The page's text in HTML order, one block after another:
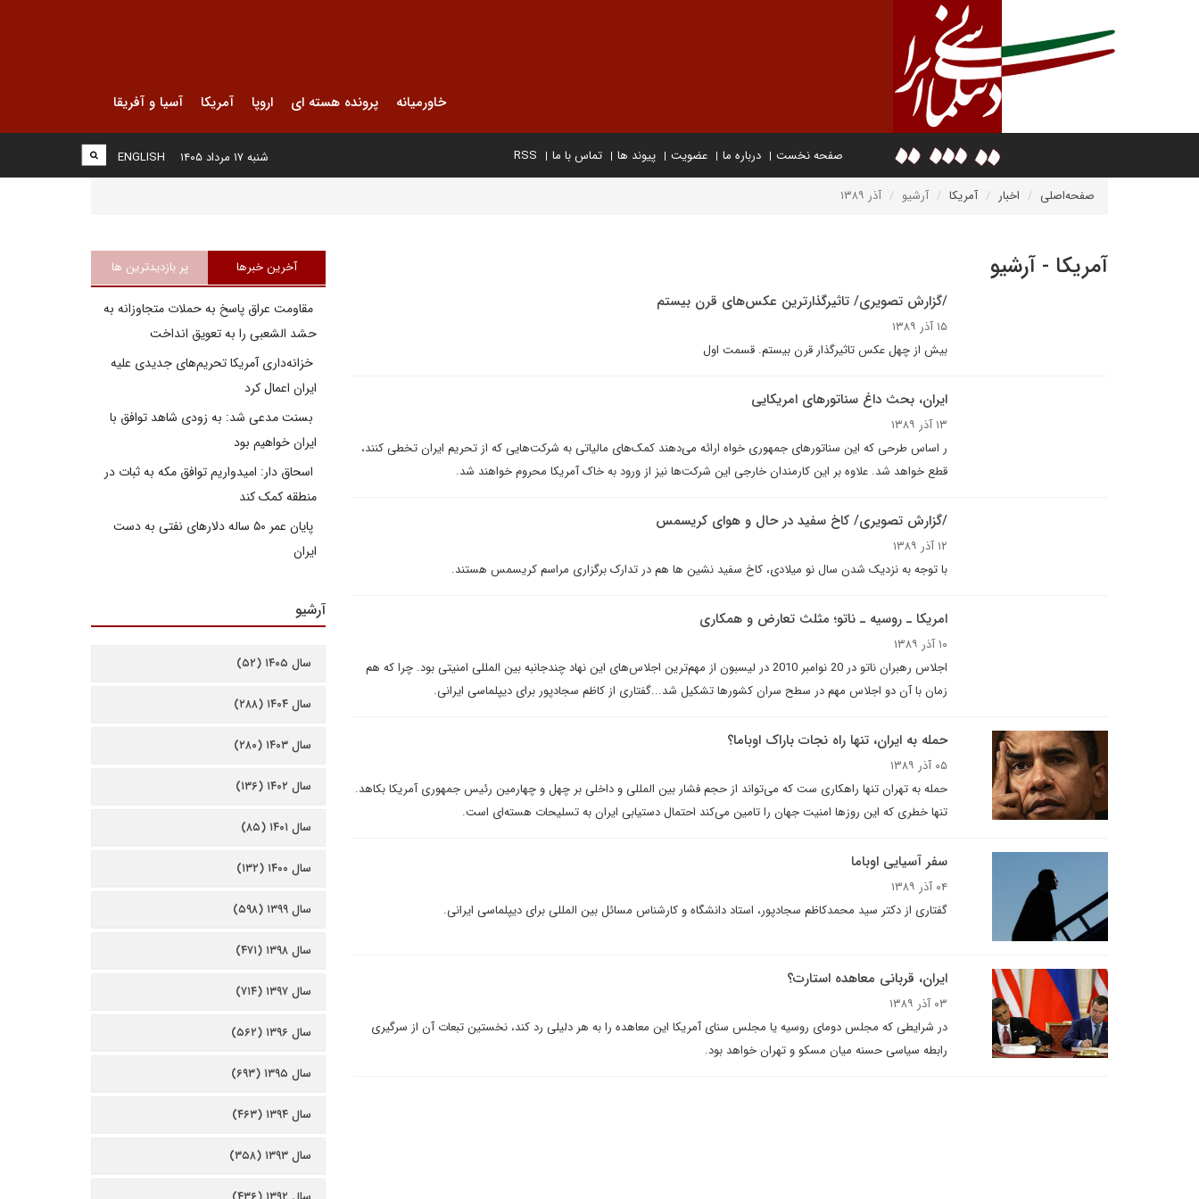
خاورمیانه پرونده هسته ای اروپا آمریکا آسیا و آفریقا
صفحه نخست درباره ما عضویت پیوند ها تماس با ما RSS
ENGLISH شنبه ۱۷ مرداد ۱۴۰۵
صفحه‌اصلی اخبار آمریکا آرشیو آذر ۱۳۸۹
آمریکا - آرشیو
/گزارش تصويرى/ تاثيرگذارترين عکس‌هاى قرن بيستم
۱۵ آذر ۱۳۸۹
بيش از چهل عکس تاثيرگذار قرن بيستم. قسمت اول
ايران، بحث داغ سناتورهاى امريکايى
۱۳ آذر ۱۳۸۹
ر اساس طرحى که اين سناتورهاى جمهورى خواه ارائه مى‌دهند کمک‌هاى مالياتى به شرکت‌هايى که از تحريم ايران تخطى کنند،
قطع خواهد شد. علاوه بر اين کارمندان خارجى اين شرکت‌ها نيز از ورود به خاک آمريکا محروم خواهند شد.
/گزارش تصویری/ کاخ سفید در حال و هوای کریسمس
۱۲ آذر ۱۳۸۹
با توجه به نزدیک شدن سال نو میلادی، کاخ سفید نشین ها هم در تدارک برگزاری مراسم کریسمس هستند.
امریکا ـ روسیه ـ ناتو؛ مثلث تعارض و همکاری
۱۰ آذر ۱۳۸۹
اجلاس رهبران ناتو در 20 نوامبر 2010 در لیسبون از مهم‌ترین اجلاس‌های این نهاد چندجانبه بین المللی امنیتی بود. چرا که هم
زمان با آن دو اجلاس مهم در سطح سران کشورها تشکیل شد...گفتاری از کاظم سجادپور برای دیپلماسی ایرانی.
حمله به ایران، تنها راه نجات باراک اوباما؟
۰۵ آذر ۱۳۸۹
حمله به تهران تنها راهکاری ست که می‌تواند از حجم فشار بین المللی و داخلی بر چهل و چهارمین رئیس جمهوری آمریکا بکاهد.
تنها خطری که این روزها امنیت جهان را تامین می‌کند احتمال دستیابی ایران به تسلیحات هسته‌ای است.
سفر آسیایی اوباما
۰۴ آذر ۱۳۸۹
گفتاری از دکتر سید محمدکاظم سجادپور، استاد دانشگاه و کارشناس مسائل بین المللی برای دیپلماسی ایرانی.
ايران، قربانى معاهده استارت؟
۰۳ آذر ۱۳۸۹
در شرايطى که مجلس دوماى روسيه يا مجلس سناى آمريکا اين معاهده را به هر دليلى رد کند، نخستين تبعات آن از سرگيرى
رابطه سياسى حسنه ميان مسکو و تهران خواهد بود.
آخرین خبرها پر بازدیدترین ها
مقاومت عراق پاسخ به حملات متجاوزانه به
حشد الشعبی را به تعویق انداخت
خزانه‌داری آمریکا تحریم‌های جدیدی علیه
ایران اعمال کرد
بسنت مدعی شد: به زودی شاهد توافق با
ایران خواهیم بود
اسحاق دار: امیدواریم توافق مکه به ثبات در
منطقه کمک کند
پایان عمر ۵۰ ساله دلارهای نفتی به دست
ایران
آرشیو
سال ۱۴۰۵ (۵۲)
سال ۱۴۰۴ (۲۸۸)
سال ۱۴۰۳ (۲۸۰)
سال ۱۴۰۲ (۱۳۶)
سال ۱۴۰۱ (۸۵)
سال ۱۴۰۰ (۱۳۲)
سال ۱۳۹۹ (۵۹۸)
سال ۱۳۹۸ (۴۷۱)
سال ۱۳۹۷ (۷۱۴)
سال ۱۳۹۶ (۵۶۲)
سال ۱۳۹۵ (۶۹۳)
سال ۱۳۹۴ (۴۶۳)
سال ۱۳۹۳ (۳۵۸)